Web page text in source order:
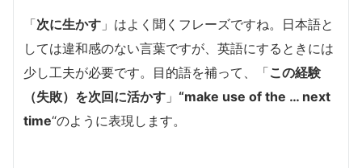
「次に生かす 」はよく聞くフレーズですね。日本語と
しては違和感のない言葉ですが、英語にするときには
少し工夫が必要です。目的語を補って、「この経験
（失敗）を次回に活かす 」 “make use of the … next
time“のように表現します。